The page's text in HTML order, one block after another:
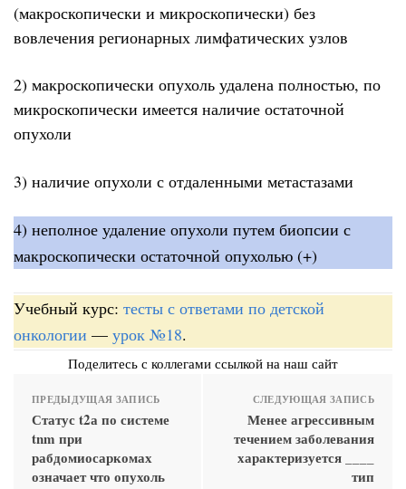
(макроскопически и микроскопически) без
вовлечения регионарных лимфатических узлов
2) макроскопически опухоль удалена полностью, по
микроскопически имеется наличие остаточной
опухоли
3) наличие опухоли с отдаленными метастазами
4) неполное удаление опухоли путем биопсии с
макроскопически остаточной опухолью (+)
Учебный курс: тесты с ответами по детской
онкологии — урок №18.
Поделитесь с коллегами ссылкой на наш сайт
ПРЕДЫДУЩАЯ ЗАПИСЬ
Статус t2а по системе
tnm при
рабдомиосаркомах
означает что опухоль
СЛЕДУЮЩАЯ ЗАПИСЬ
Менее агрессивным
течением заболевания
характеризуется ____
тип